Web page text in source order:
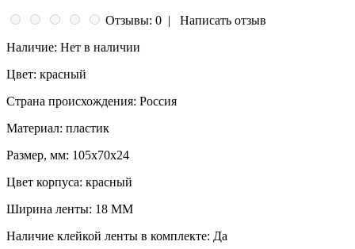
Отзывы: 0 |
Написать отзыв
Наличие: Нет в наличии
Цвет: красный
Страна происхождения: Россия
Материал: пластик
Размер, мм: 105x70x24
Цвет корпуса: красный
Ширина ленты: 18 ММ
Наличие клейкой ленты в комплекте: Да